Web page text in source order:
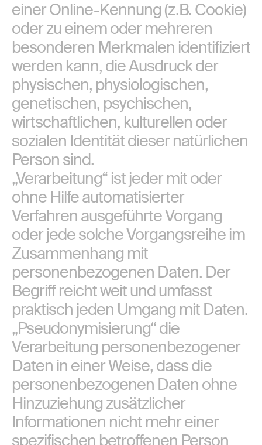
einer Online-Kennung (z.B. Cookie)
oder zu einem oder mehreren
besonderen Merkmalen identifiziert
werden kann, die Ausdruck der
physischen, physiologischen,
genetischen, psychischen,
wirtschaftlichen, kulturellen oder
sozialen Identität dieser natürlichen
Person sind.
„Verarbeitung“ ist jeder mit oder
ohne Hilfe automatisierter
Verfahren ausgeführte Vorgang
oder jede solche Vorgangsreihe im
Zusammenhang mit
personenbezogenen Daten. Der
Begriff reicht weit und umfasst
praktisch jeden Umgang mit Daten.
„Pseudonymisierung“ die
Verarbeitung personenbezogener
Daten in einer Weise, dass die
personenbezogenen Daten ohne
Hinzuziehung zusätzlicher
Informationen nicht mehr einer
spezifischen betroffenen Person